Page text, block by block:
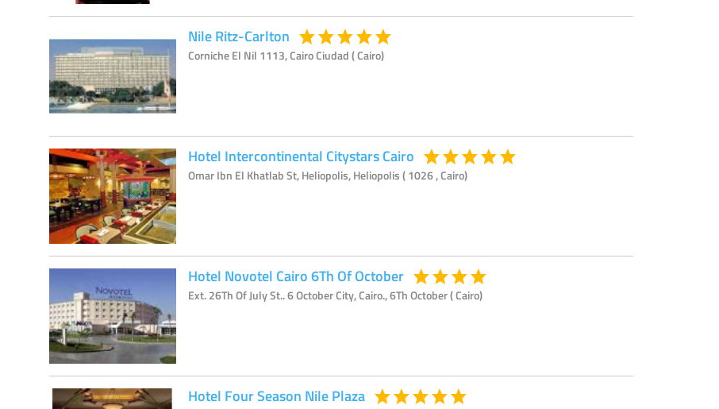
Nile Ritz-Carlton
Corniche El Nil 1113, Cairo Ciudad ( Cairo)
Hotel Intercontinental Citystars Cairo
Omar Ibn El Khatlab St, Heliopolis, Heliopolis ( 1026 , Cairo)
Hotel Novotel Cairo 6Th Of October
Ext. 26Th Of July St.. 6 October City, Cairo., 6Th October ( Cairo)
Hotel Four Season Nile Plaza